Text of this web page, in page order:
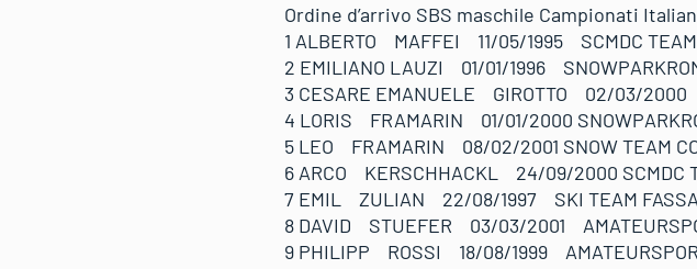
Ordine d’arrivo SBS maschile Campionati
1 ALBERTO MAFFEI 11/05/1995 SCMDC
2 EMILIANO LAUZI 01/01/1996
3 CESARE EMANUELE GIROTTO 02/03/
4 LORIS FRAMARIN 01/01/2000
5 LEO FRAMARIN 08/02/2001 SNOW TEAM
6 ARCO KERSCHHACKL 24/09/2000
7 EMIL ZULIAN 22/08/1997 SKI TEAM
8 DAVID STUEFER 03/03/2001
9 PHILIPP ROSSI 18/08/1999